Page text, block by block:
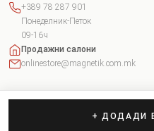
+ ДОДАДИ
+389 78 287 901
Понеделник-Петок
09-16ч
Продажни салони
onlinestore@magnetik.com.mk
Copyright © 2026 Magnetik. Сите